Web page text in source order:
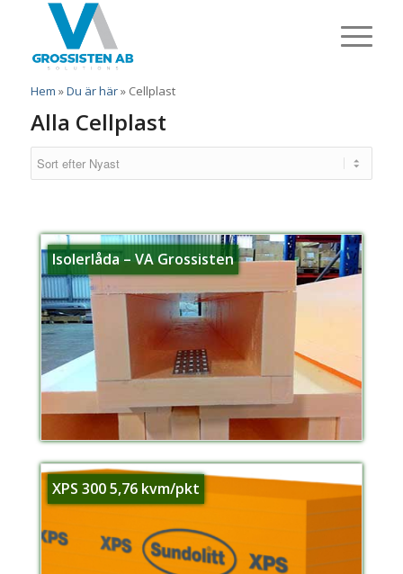
Hem »Du är här» Cellplast
Alla Cellplast
Isolerlåda – VA Grossisten
XPS 300 5,76 kvm/pkt